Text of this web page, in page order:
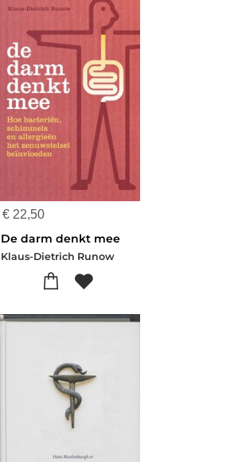
€ 22,50
De darm denkt mee
Klaus-Dietrich Runow